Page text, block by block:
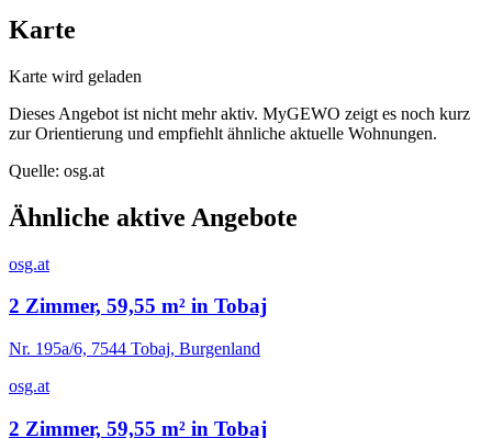
Karte
Karte wird geladen
Dieses Angebot ist nicht mehr aktiv. MyGEWO zeigt es noch kurz
zur Orientierung und empfiehlt ähnliche aktuelle Wohnungen.
Quelle: osg.at
Ähnliche aktive Angebote
osg.at
2 Zimmer, 59,55 m² in Tobaj
Nr. 195a/6, 7544 Tobaj, Burgenland
osg.at
2 Zimmer, 59,55 m² in Tobaj